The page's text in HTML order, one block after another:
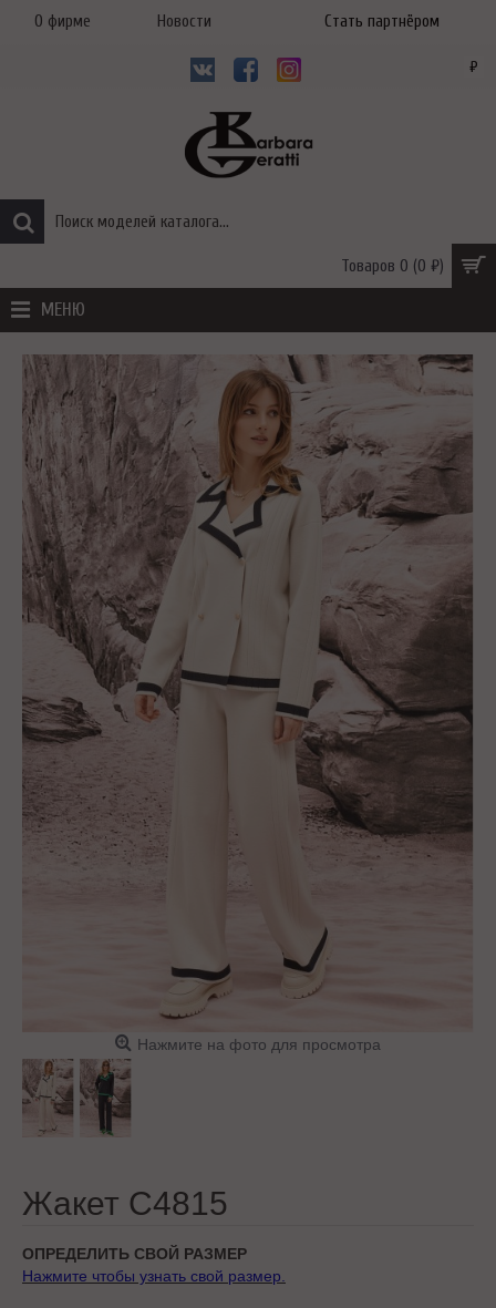
О фирме Новости Стать партнёром
₽
Товаров 0 (0 ₽)
МЕНЮ
Нажмите на фото для просмотра
Жакет C4815
ОПРЕДЕЛИТЬ СВОЙ РАЗМЕР
Нажмите чтобы узнать свой размер.